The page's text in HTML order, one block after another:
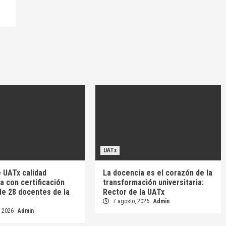
calidad
con certificación
28 docentes de la
Admin
UATx
La docencia es el corazón de la
transformación universitaria:
Rector de la UATx
7 agosto, 2026 Admin